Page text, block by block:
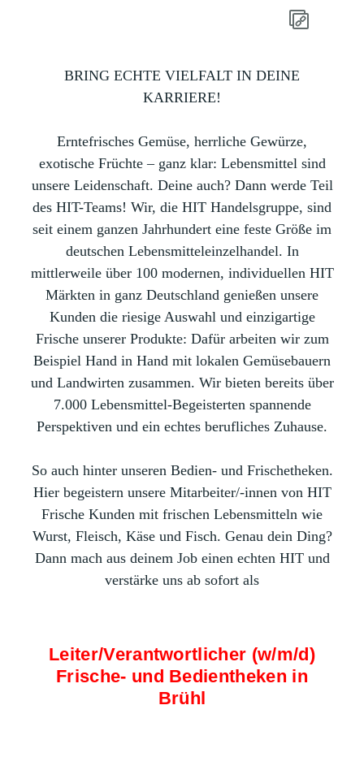
BRING ECHTE VIELFALT IN DEINE
KARRIERE!
Erntefrisches Gemüse, herrliche Gewürze,
exotische Früchte – ganz klar: Lebensmittel sind
unsere Leidenschaft. Deine auch? Dann werde Teil
des HIT-Teams! Wir, die HIT Handelsgruppe, sind
seit einem ganzen Jahrhundert eine feste Größe im
deutschen Lebensmitteleinzelhandel. In
mittlerweile über 100 modernen, individuellen HIT
Märkten in ganz Deutschland genießen unsere
Kunden die riesige Auswahl und einzigartige
Frische unserer Produkte: Dafür arbeiten wir zum
Beispiel Hand in Hand mit lokalen Gemüsebauern
und Landwirten zusammen. Wir bieten bereits über
7.000 Lebensmittel-Begeisterten spannende
Perspektiven und ein echtes berufliches Zuhause.
So auch hinter unseren Bedien- und Frischetheken.
Hier begeistern unsere Mitarbeiter/-innen von HIT
Frische Kunden mit frischen Lebensmitteln wie
Wurst, Fleisch, Käse und Fisch. Genau dein Ding?
Dann mach aus deinem Job einen echten HIT und
verstärke uns ab sofort als
Leiter/Verantwortlicher (w/m/d)
Frische- und Bedientheken in
Brühl